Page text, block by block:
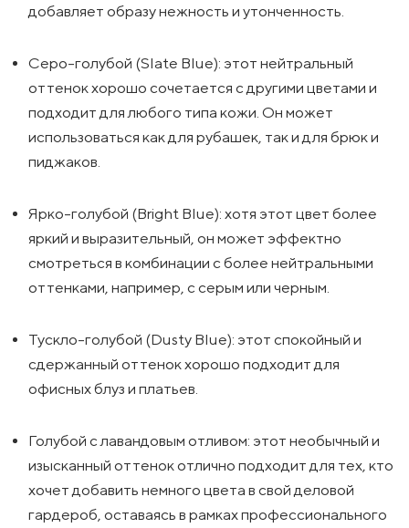
добавляет образу нежность и утонченность.
Серо-голубой (Slate Blue): этот нейтральный
оттенок хорошо сочетается с другими цветами и
подходит для любого типа кожи. Он может
использоваться как для рубашек, так и для брюк и
пиджаков.
Ярко-голубой (Bright Blue): хотя этот цвет более
яркий и выразительный, он может эффектно
смотреться в комбинации с более нейтральными
оттенками, например, с серым или черным.
Тускло-голубой (Dusty Blue): этот спокойный и
сдержанный оттенок хорошо подходит для
офисных блуз и платьев.
Голубой с лавандовым отливом: этот необычный и
изысканный оттенок отлично подходит для тех, кто
хочет добавить немного цвета в свой деловой
гардероб, оставаясь в рамках профессионального